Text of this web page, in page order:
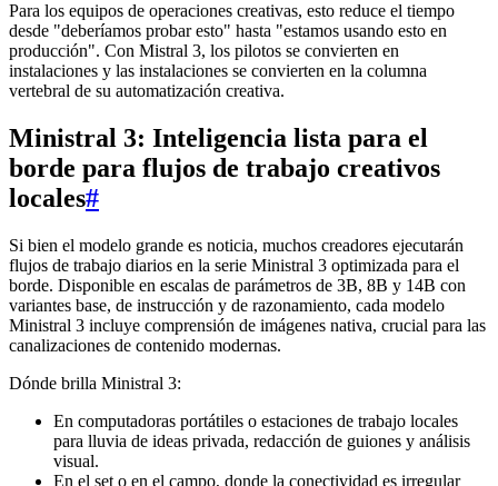
Para los equipos de operaciones creativas, esto reduce el tiempo
desde "deberíamos probar esto" hasta "estamos usando esto en
producción". Con Mistral 3, los pilotos se convierten en
instalaciones y las instalaciones se convierten en la columna
vertebral de su automatización creativa.
Ministral 3: Inteligencia lista para el
borde para flujos de trabajo creativos
locales#
Si bien el modelo grande es noticia, muchos creadores ejecutarán
flujos de trabajo diarios en la serie Ministral 3 optimizada para el
borde. Disponible en escalas de parámetros de 3B, 8B y 14B con
variantes base, de instrucción y de razonamiento, cada modelo
Ministral 3 incluye comprensión de imágenes nativa, crucial para las
canalizaciones de contenido modernas.
Dónde brilla Ministral 3:
En computadoras portátiles o estaciones de trabajo locales
para lluvia de ideas privada, redacción de guiones y análisis
visual.
En el set o en el campo, donde la conectividad es irregular